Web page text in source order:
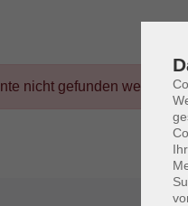
nicht gefunden werden.